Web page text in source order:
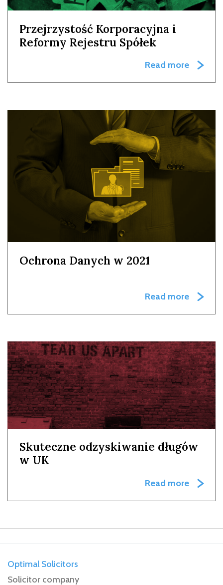
Przejrzystość Korporacyjna i
Reformy Rejestru Spółek
Read more
Ochrona Danych w 2021
Read more
Skuteczne odzyskiwanie długów
w UK
Read more
Optimal Solicitors
Solicitor company